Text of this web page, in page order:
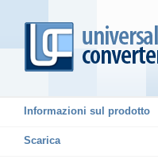
Informazioni sul prodotto
Scarica